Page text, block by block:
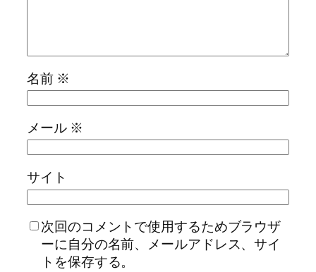
名前 ※
メール ※
サイト
次回のコメントで使用するためブラウザ
ーに自分の名前、メールアドレス、サイ
トを保存する。